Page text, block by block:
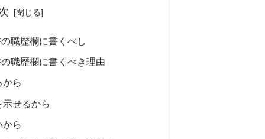
職歴欄に書くべし
職歴欄に書くべき理由
ら
せるから
ら